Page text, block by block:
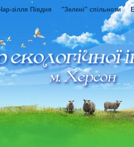
зілля Півдня "Зелені" спільноти